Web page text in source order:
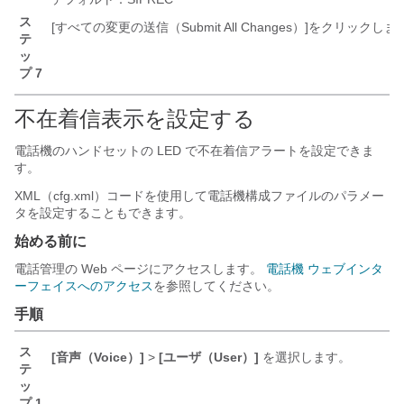
ス
テ
ッ
プ 7
[すべての変更の送信（Submit All Changes）]をクリックしま
不在着信表示を設定する
電話機のハンドセットの LED で不在着信アラートを設定できま
す。
XML（cfg.xml）コードを使用して電話機構成ファイルのパラメー
タを設定することもできます。
始める前に
電話管理の Web ページにアクセスします。 電話機 ウェブインタ
ーフェイスへのアクセスを参照してください。
手順
ス
テ
ッ
[音声（Voice）] > [ユーザ（User）] を選択します。